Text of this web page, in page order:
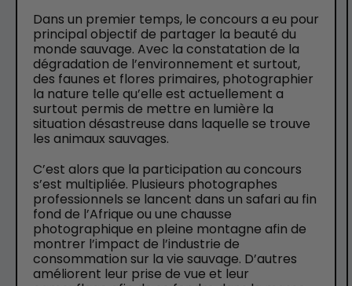
Dans un premier temps, le concours a eu pour
principal objectif de partager la beauté du
monde sauvage. Avec la constatation de la
dégradation de l’environnement et surtout,
des faunes et flores primaires, photographier
la nature telle qu’elle est actuellement a
surtout permis de mettre en lumière la
situation désastreuse dans laquelle se trouve
les animaux sauvages.
C’est alors que la participation au concours
s’est multipliée. Plusieurs photographes
professionnels se lancent dans un safari au fin
fond de l’Afrique ou une chausse
photographique en pleine montagne afin de
montrer l’impact de l’industrie de
consommation sur la vie sauvage. D’autres
améliorent leur prise de vue et leur